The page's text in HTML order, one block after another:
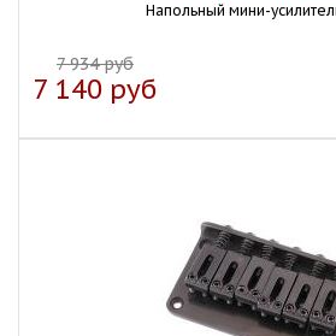
Напольный мини-
7 934 руб
7 140 руб